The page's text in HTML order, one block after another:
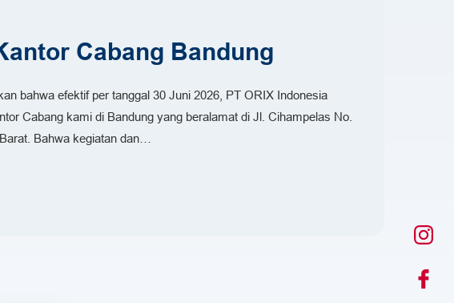
Cabang Bandung
bahwa efektif per tanggal 30 Juni 2026, PT ORIX Indonesia
Cabang kami di Bandung yang beralamat di Jl. Cihampelas No.
Bahwa kegiatan dan…